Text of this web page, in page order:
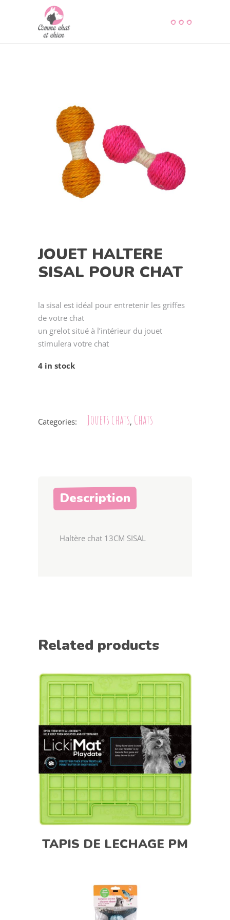
JOUET HALTERE
SISAL POUR CHAT
la sisal est idéal pour entretenir les griffes
de votre chat
un grelot situé à l’intérieur du jouet
stimulera votre chat
4 in stock
Categories: Jouets chats, Chats
Description
Haltère chat 13CM SISAL
Related products
TAPIS DE LECHAGE PM